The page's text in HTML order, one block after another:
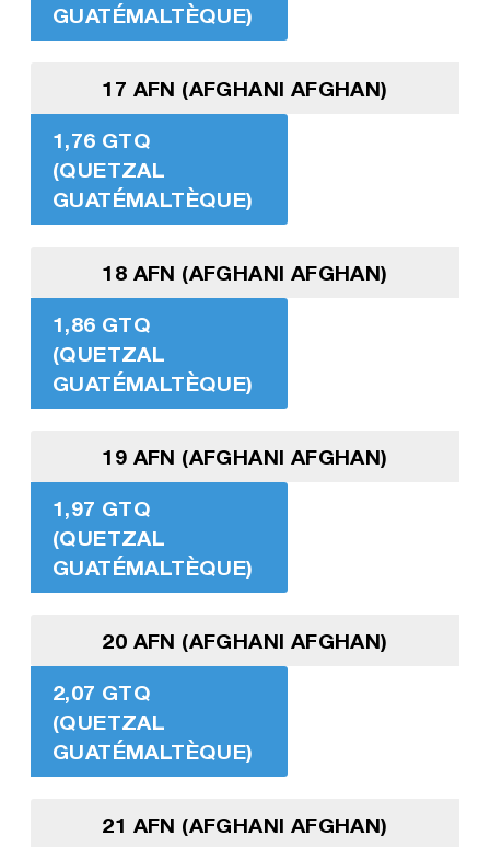
GUATÉMALTÈQUE)
17 AFN (AFGHANI AFGHAN)
1,76 GTQ
(QUETZAL
GUATÉMALTÈQUE)
18 AFN (AFGHANI AFGHAN)
1,86 GTQ
(QUETZAL
GUATÉMALTÈQUE)
19 AFN (AFGHANI AFGHAN)
1,97 GTQ
(QUETZAL
GUATÉMALTÈQUE)
20 AFN (AFGHANI AFGHAN)
2,07 GTQ
(QUETZAL
GUATÉMALTÈQUE)
21 AFN (AFGHANI AFGHAN)